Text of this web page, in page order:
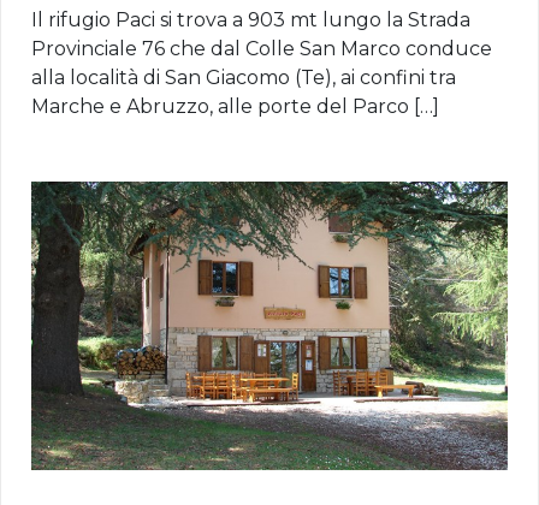
Il rifugio Paci si trova a 903 mt lungo la Strada
Provinciale 76 che dal Colle San Marco conduce
alla località di San Giacomo (Te), ai confini tra
Marche e Abruzzo, alle porte del Parco […]